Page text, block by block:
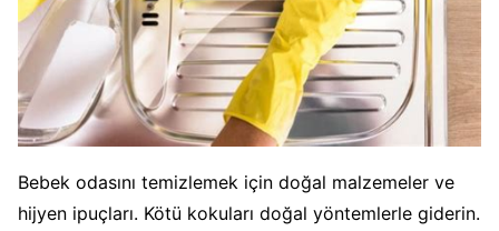
Bebek odasını temizlemek için doğal malzemeler ve
hijyen ipuçları. Kötü kokuları doğal yöntemlerle giderin.